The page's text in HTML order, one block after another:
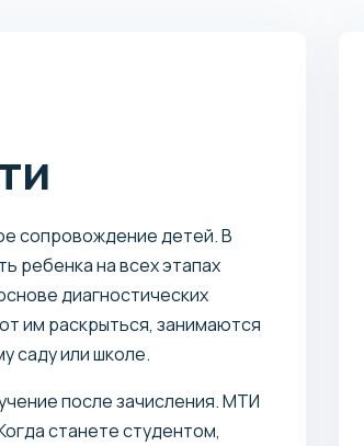
сопровождение детей. В
ребенка на всех этапах
диагностических
им раскрыться, занимаются
саду или школе.
после зачисления. МТИ
станете студентом,